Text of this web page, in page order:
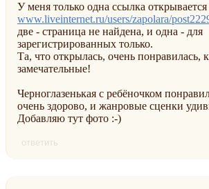
У меня только одна ссылка открывается
www.liveinternet.ru/users/zapolara/
две - страница не найдена, и одна - для
зарегистрированных только.
Та, что открылась, очень понравилась,
замечательные!
Черноглазенькая с ребёночком
очень здорово, и жанровые сценки
Добавляю тут фото :-)
ответить